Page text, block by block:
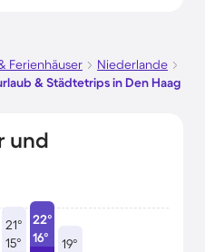
Ferienhäuser
Niederlande
& Städtetrips in Den Haag
und
21°
15°
22°
16°
19°